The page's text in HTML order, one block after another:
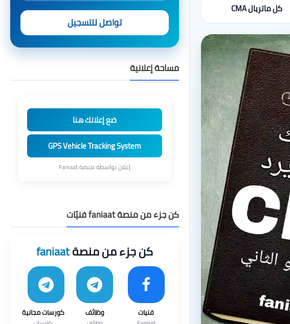
كل ماتريال CMA
تواصل للتسجيل
مساحة إعلانية
ضع إعلانك هنا
GPS Vehicle Tracking System
إعلان بواسطة منصة Faniaat
كن جزء من منصة faniaat فنيّات
كن جزء من منصةfaniaat
فنيات وظائف كورسات مجانية